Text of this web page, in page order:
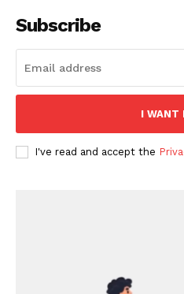
Subscribe
I WANT
I've read and accept the